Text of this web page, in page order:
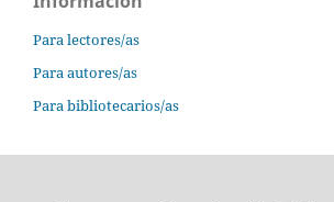
Para lectores/as
Para autores/as
Para bibliotecarios/as